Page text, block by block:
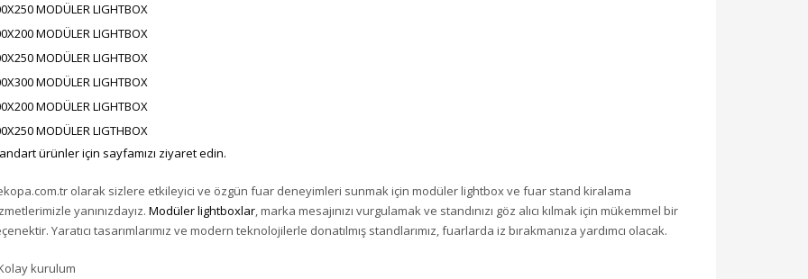
MODÜLER LIGHTBOX
MODÜLER LIGHTBOX
MODÜLER LIGHTBOX
MODÜLER LIGHTBOX
MODÜLER LIGHTBOX
MODÜLER LIGTHBOX
ürünler için sayfamızı ziyaret edin.
olarak sizlere etkileyici ve özgün fuar deneyimleri sunmak için modüler lightbox ve fuar stand kiralama
yanınızdayız. Modüler lightboxlar, marka mesajınızı vurgulamak ve standınızı göz alıcı kılmak için mükemmel bir
Yaratıcı tasarımlarımız ve modern teknolojilerle donatılmış standlarımız, fuarlarda iz bırakmanıza yardımcı olacak.
kurulum